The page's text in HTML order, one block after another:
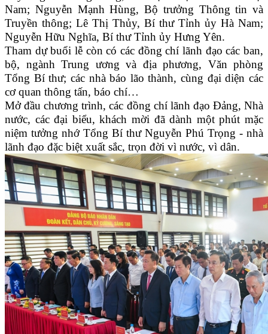
Nam; Nguyễn Mạnh Hùng, Bộ trưởng Thông tin và
Truyền thông; Lê Thị Thủy, Bí thư Tỉnh ủy Hà Nam;
Nguyễn Hữu Nghĩa, Bí thư Tỉnh ủy Hưng Yên.
Tham dự buổi lễ còn có các đồng chí lãnh đạo các ban,
bộ, ngành Trung ương và địa phương, Văn phòng
Tổng Bí thư; các nhà báo lão thành, cùng đại diện các
cơ quan thông tấn, báo chí…
Mở đầu chương trình, các đồng chí lãnh đạo Đảng, Nhà
nước, các đại biểu, khách mời đã dành một phút mặc
niệm tưởng nhớ Tổng Bí thư Nguyễn Phú Trọng - nhà
lãnh đạo đặc biệt xuất sắc, trọn đời vì nước, vì dân.